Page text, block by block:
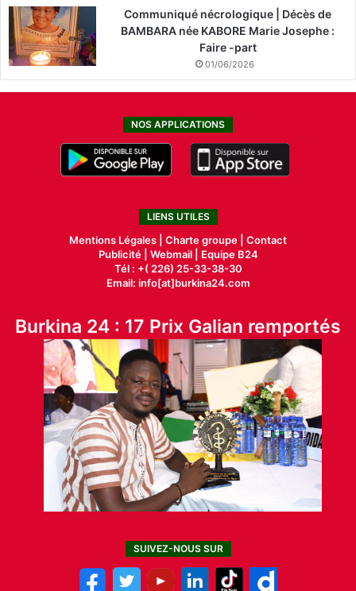
Communiqué nécrologique | Décès de
BAMBARA née KABORE Marie Josephe :
Faire -part
01/06/2026
NOS APPLICATIONS
LIENS UTILES
Mentions Légales | Charte groupe | Contact
Publicité| Webmail |
Equipe B24
Tél : +( 226) 25-33-38-30
Email: info[at]burkina24.com
Burkina 24 : 17 Prix Galian remportés
SUIVEZ-NOUS SUR